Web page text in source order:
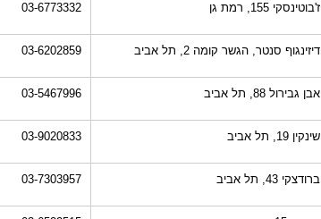
ז'בוטינסקי 155, רמת גן 03-6773332
דיזינגוף סנטר, הגשר קומה 2, תל אביב 03-6202859
אבן גבירול 88, תל אביב 03-5467996
שינקין 19, תל אביב 03-9020833
ברודצקי 43, תל אביב 03-7303957